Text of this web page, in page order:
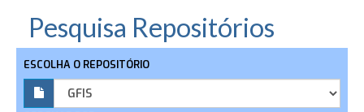
Pesquisa Repositórios
ESCOLHA O REPOSITÓRIO